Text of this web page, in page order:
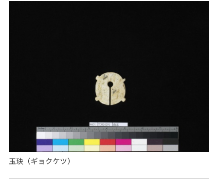
玉玦（ギョクケツ）